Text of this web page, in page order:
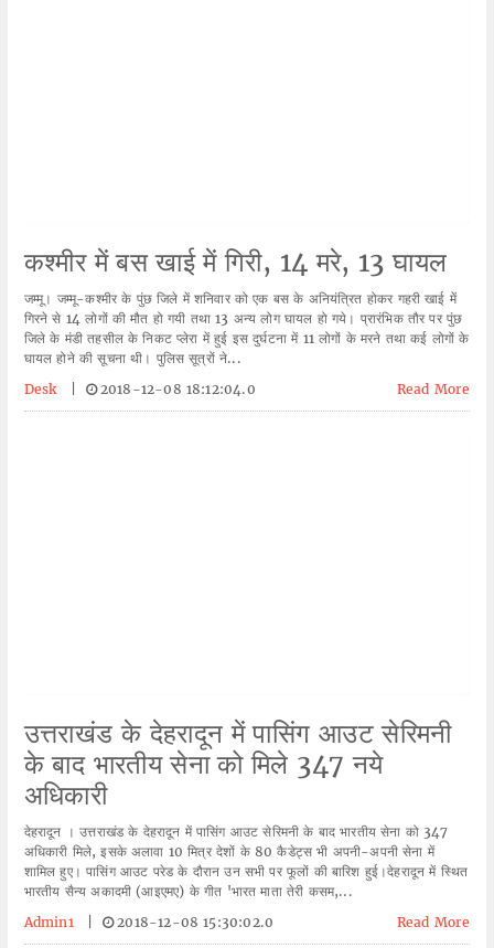
कश्मीर में बस खाई में गिरी, 14 मरे, 13 घायल
जम्मू। जम्मू-कश्मीर के पुंछ जिले में शनिवार को एक बस के अनियंत्रित होकर गहरी खाई में
गिरने से 14 लोगों की मौत हो गयी तथा 13 अन्य लोग घायल हो गये। प्रारंभिक तौर पर पुंछ
जिले के मंडी तहसील के निकट प्लेरा में हुई इस दुर्घटना में 11 लोगों के मरने तथा कई लोगों के
घायल होने की सूचना थी। पुलिस सूत्रों ने...
Desk
2018-12-08 18:12:04.0 Read More
उत्तराखंड के देहरादून में पासिंग आउट सेरिमनी
के बाद भारतीय सेना को मिले 347 नये
अधिकारी
देहरादून । उत्तराखंड के देहरादून में पासिंग आउट सेरिमनी के बाद भारतीय सेना को 347
अधिकारी मिले, इसके अलावा 10 मित्र देशों के 80 कैडेट्स भी अपनी-अपनी सेना में
शामिल हुए। पासिंग आउट परेड के दौरान उन सभी पर फूलों की बारिश हुई।देहरादून में स्थित
भारतीय सैन्य अकादमी (आइएमए) के गीत 'भारत माता तेरी कसम,...
Admin1
2018-12-08 15:30:02.0 Read More